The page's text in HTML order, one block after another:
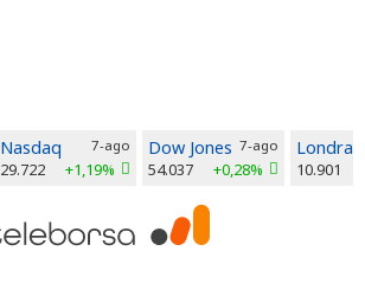
Nasdaq 7-ago
29.722 +1,19%
Dow Jones 7-ago
54.037 +0,28%
Londra
10.901